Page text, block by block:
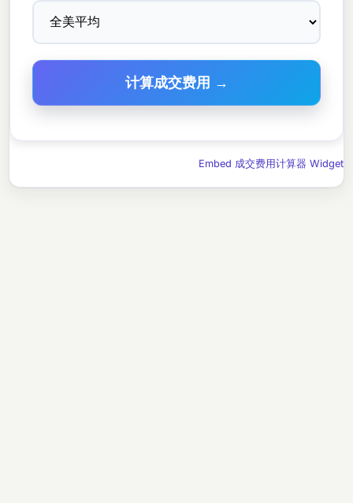
计算成交费用 →
Embed 成交费用计算器 Widget